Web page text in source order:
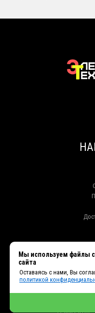
+7 (914) 010-76-83,
+7 (950) 075-85-
Мы используем файлы
сайта
Оставаясь с нами, Вы
политикой